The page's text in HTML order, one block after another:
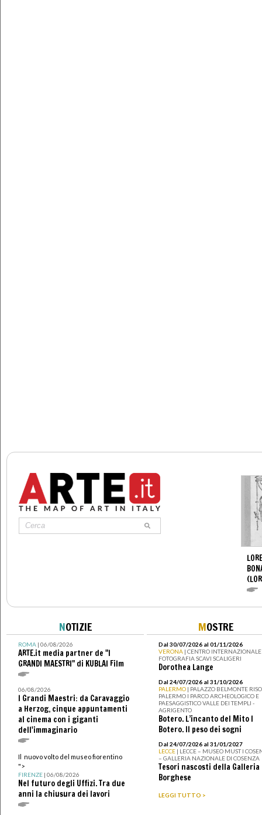
NOTIZIE
ROMA | 06/08/2026
ARTE.it media partner de "I
GRANDI MAESTRI" di KUBLAI Film
06/08/2026
I Grandi Maestri: da Caravaggio
a Herzog, cinque appuntamenti
al cinema con i giganti
dell'immaginario
Il nuovo volto del museo fiorentino
">
FIRENZE | 06/08/2026
Nel futuro degli Uffizi. Tra due
anni la chiusura dei lavori
MOSTRE
Dal 30/07/2026 al 01/11/2026
VERONA | CENTRO
FOTOGRAFIA SCAVI SCALIGERI
Dorothea Lange
Dal 24/07/2026 al 31/10/2026
PALERMO | PALAZZO BELMONTE
PALERMO I PARCO ARCHEOLOGICO E
PAESAGGISTICO VALLE DEI TEMPLI -
AGRIGENTO
Botero. L’incanto del Mito I
Botero. Il peso dei sogni
Dal 24/07/2026 al 31/01/2027
LECCE | LECCE – MUSEO MUST I
– GALLERIA NAZIONALE DI COSENZA
Tesori nascosti della Galleria
Borghese
LEGGI TUTTO >